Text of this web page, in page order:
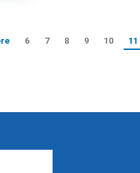
6 7 8 9 10 11